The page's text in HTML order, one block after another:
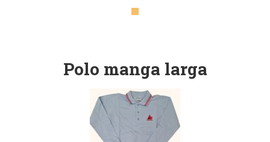
Polo manga larga